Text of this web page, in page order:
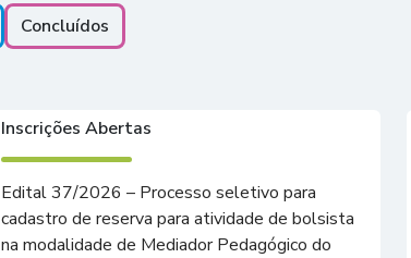
Concluídos
Inscrições Abertas
Edital 37/2026 – Processo seletivo para
cadastro de reserva para atividade de bolsista
na modalidade de Mediador Pedagógico do